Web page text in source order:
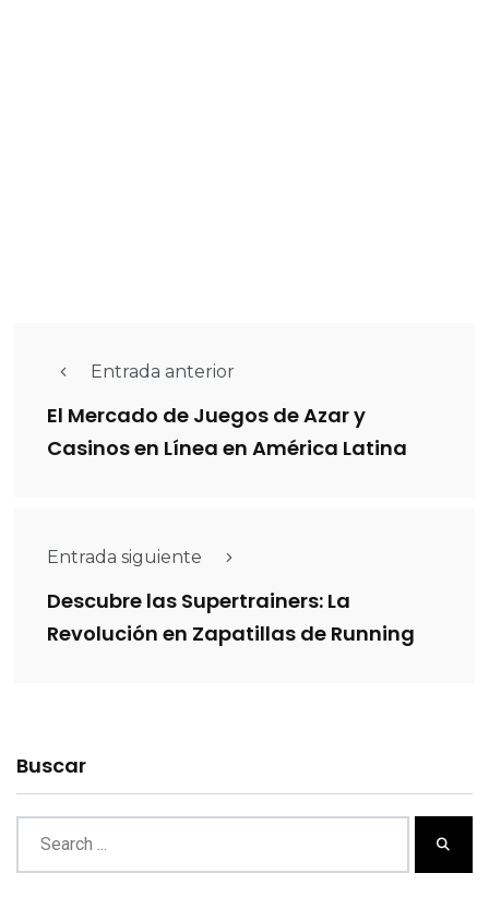
Entrada anterior
El Mercado de Juegos de Azar y
Casinos en Línea en América Latina
Entrada siguiente
Descubre las Supertrainers: La
Revolución en Zapatillas de Running
Buscar